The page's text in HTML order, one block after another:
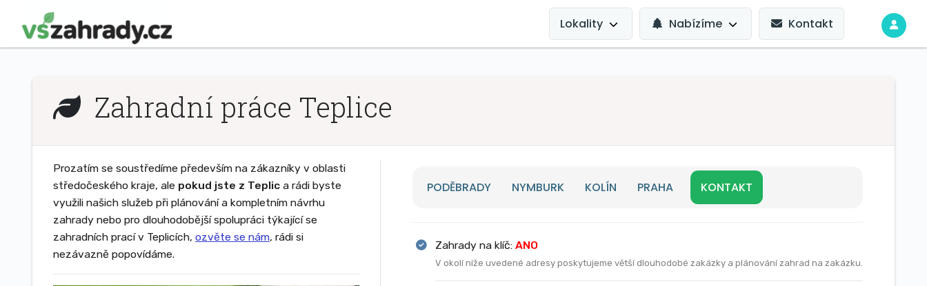
MAIN
NAVIGATION
Lokality Nabízíme Kontakt
Zahradní práce Teplice
Prozatím se soustředíme především na zákazníky v oblasti
středočeského kraje, ale pokud jste z Teplic a rádi byste
využili našich služeb při plánování a kompletním návrhu
zahrady nebo pro dlouhodobější spolupráci týkající se
zahradních prací v Teplicích, ozvěte se nám, rádi si
nezávazně popovídáme.
PODĚBRADY NYMBURK KOLÍN PRAHA KONTAKT
Zahrady na klíč: ANO
V okolí níže uvedené adresy poskytujeme větší dlouhodobé zakázky a plánování zahrad na zakázku.